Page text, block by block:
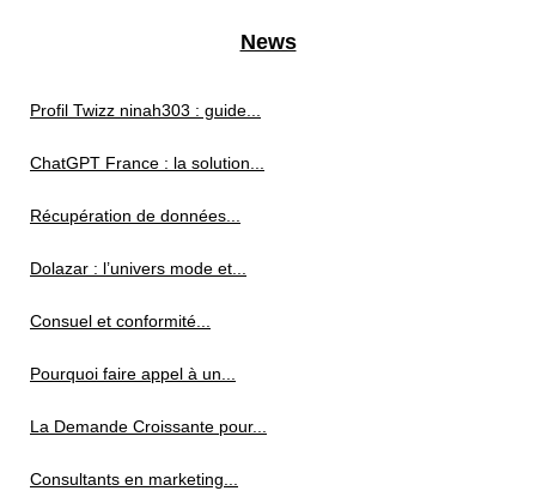
News
Profil Twizz ninah303 : guide...
ChatGPT France : la solution...
Récupération de données...
Dolazar : l’univers mode et...
Consuel et conformité...
Pourquoi faire appel à un...
La Demande Croissante pour...
Consultants en marketing...